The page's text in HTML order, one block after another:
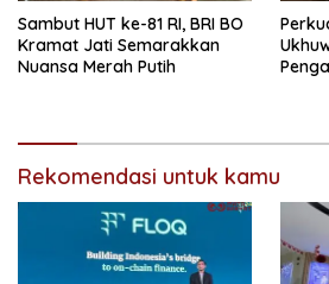
Sambut HUT ke-81 RI, BRI BO
Kramat Jati Semarakkan
Nuansa Merah Putih
Rekomendasi untuk kamu